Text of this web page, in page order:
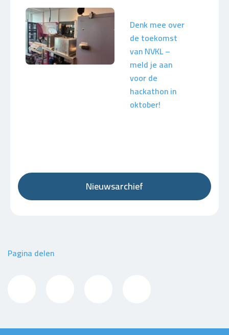
Denk mee over
de toekomst
van NVKL –
meld je aan
voor de
hackathon in
oktober!
Nieuwsarchief
Pagina delen